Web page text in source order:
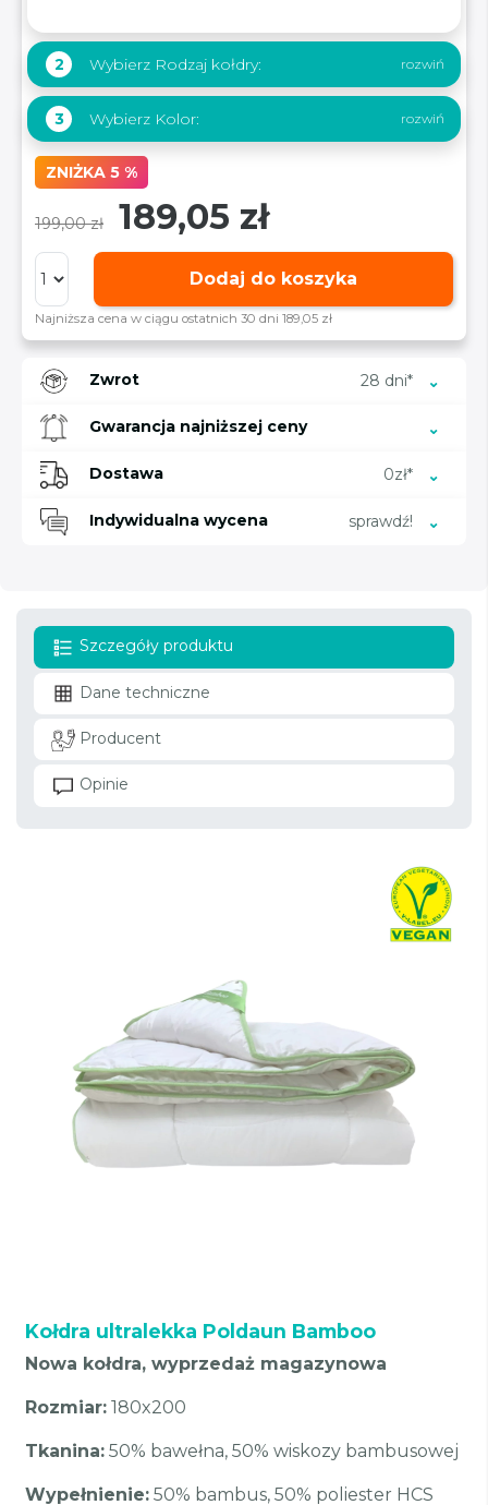
2 Wybierz Rodzaj kołdry:
3 Wybierz Kolor:
ZNIŻKA 5 %
199,00 zł 189,05 zł
Dodaj do koszyka
Najniższa cena w ciągu ostatnich 30 dni 189,05 zł
Zwrot 28 dni*
Gwarancja najniższej ceny
Dostawa 0zł*
Indywidualna wycena sprawdź!
Szczegóły produktu
Dane techniczne
Producent
Opinie
Kołdra ultralekka Poldaun Bamboo
Nowa kołdra, wyprzedaż magazynowa
Rozmiar: 180x200
Tkanina: 50% bawełna, 50% wiskozy bambusowej
Wypełnienie: 50% bambus, 50% poliester HCS